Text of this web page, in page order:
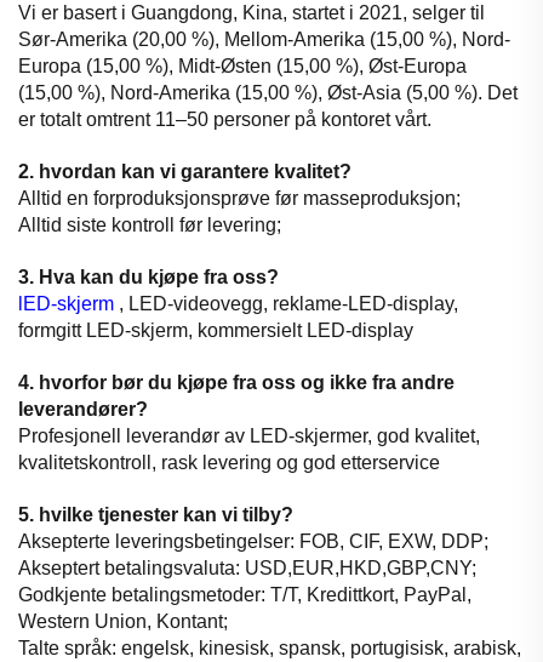
Vi er basert i Guangdong, Kina, startet i 2021, selger til
Sør-Amerika (20,00 %), Mellom-Amerika (15,00 %), Nord-
Europa (15,00 %), Midt-Østen (15,00 %), Øst-Europa
(15,00 %), Nord-Amerika (15,00 %), Øst-Asia (5,00 %). Det
er totalt omtrent 11–50 personer på kontoret vårt.
2. hvordan kan vi garantere kvalitet?
Alltid en forproduksjonsprøve før masseproduksjon;
Alltid siste kontroll før levering;
3. Hva kan du kjøpe fra oss?
lED-skjerm , LED-videovegg, reklame-LED-display,
formgitt LED-skjerm, kommersielt LED-display
4. hvorfor bør du kjøpe fra oss og ikke fra andre
leverandører?
Profesjonell leverandør av LED-skjermer, god kvalitet,
kvalitetskontroll, rask levering og god etterservice
5. hvilke tjenester kan vi tilby?
Aksepterte leveringsbetingelser: FOB, CIF, EXW, DDP;
Akseptert betalingsvaluta: USD,EUR,HKD,GBP,CNY;
Godkjente betalingsmetoder: T/T, Kredittkort, PayPal,
Western Union, Kontant;
Talte språk: engelsk, kinesisk, spansk, portugisisk, arabisk,